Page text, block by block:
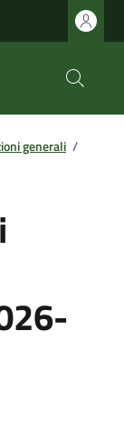
generali /